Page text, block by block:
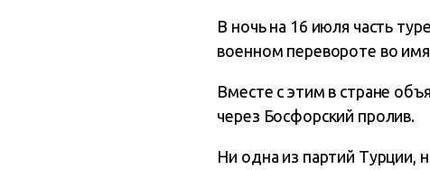
В ночь на 16 июля часть
военном перевороте во имя
Вместе с этим в стране
через Босфорский пролив.
Ни одна из партий Турции,